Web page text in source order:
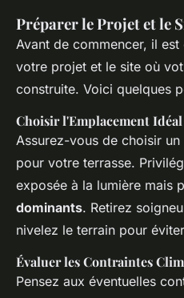
Préparer le Projet et le
Avant de commencer, il
votre projet et le site où
construite. Voici quelques
Choisir l'Emplacement Idéal
Assurez-vous de choisir
pour votre terrasse.
exposée à la lumière mais
dominants. Retirez
nivelez le terrain pour
Évaluer les Contraintes
Pensez aux éventuelles